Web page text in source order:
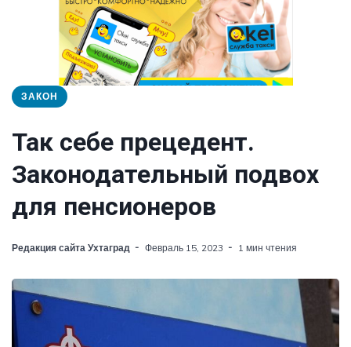
ЗАКОН
Так себе прецедент.
Законодательный подвох
для пенсионеров
Редакция сайта Ухтаград Февраль 15, 2023 1 мин чтения